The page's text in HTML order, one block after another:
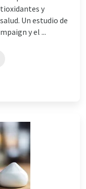
y
Un estudio de
y el ...